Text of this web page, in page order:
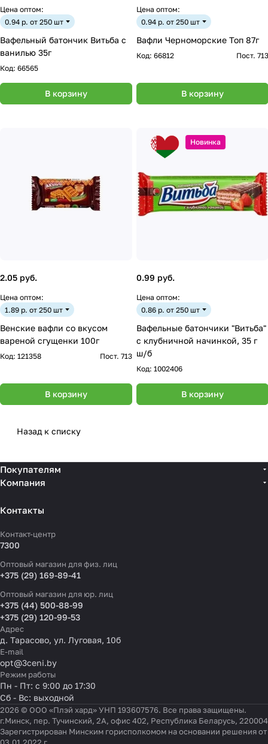
Цена оптом:
0.94 р. от 250 шт
Вафельный батончик Витьба с
ванилью 35г
Код: 66565
В корзину
Цена оптом:
0.94 р. от 250 шт
Вафли Черноморские Топ 87г
Код: 66812 Пост. 713
В корзину
2.05 руб.
Цена оптом:
1.89 р. от 250 шт
Венские вафли со вкусом
вареной сгущенки 100г
Код: 121358 Пост. 713
В корзину
Новинка
0.99 руб.
Цена оптом:
0.86 р. от 250 шт
Вафельные батончики "Витьба"
с клубничной начинкой, 35 г
ш/б
Код: 1002406
В корзину
Назад к списку
Покупателям
Компания
Контакты
Контакт-центр
7300
Оптовый магазин для физ. лиц
+375 (29) 169-89-41
Оптовый магазин для юр. лиц
+375 (44) 500-88-99
+375 (29) 120-99-53
Адрес
д. Тарасово, ул. Луговая, 10б
E-mail
opt@3ceni.by
Режим работы
Пн - Пт: с 9:00 до 17:30
Сб - Вс: выходной
2026 © ООО «Плэй хард» УНП 193607576. Все права защищены.
г.Минск, пер. Тучинский, 2А, офис 402, Республика Беларусь, 220004
Зарегистрирован Минским горисполкомом на основании решения от